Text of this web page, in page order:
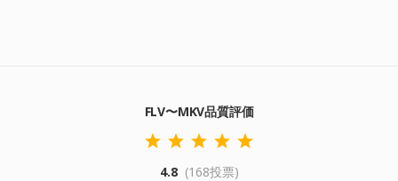
FLV〜MKV品質評価
4.8 (168投票)